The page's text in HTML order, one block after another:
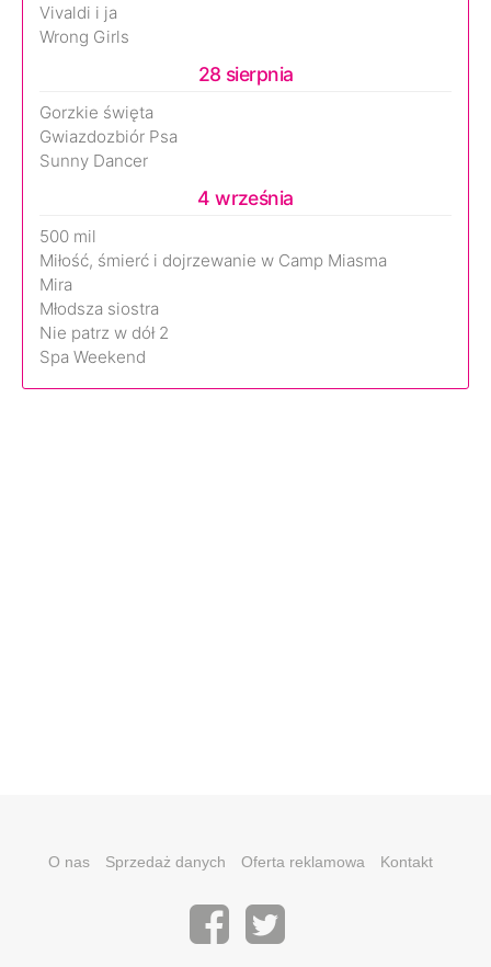
Vivaldi i ja
Wrong Girls
28 sierpnia
Gorzkie święta
Gwiazdozbiór Psa
Sunny Dancer
4 września
500 mil
Miłość, śmierć i dojrzewanie w Camp Miasma
Mira
Młodsza siostra
Nie patrz w dół 2
Spa Weekend
O nas Sprzedaż danych Oferta reklamowa Kontakt